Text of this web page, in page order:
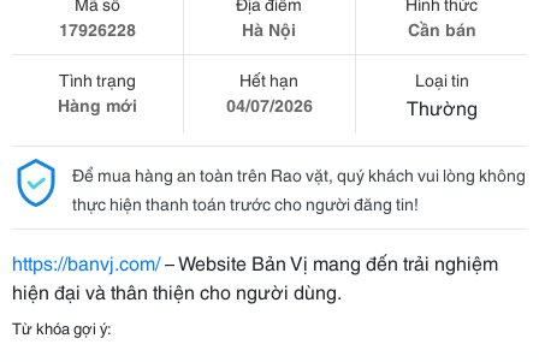
17926228
Hà Nội
Cần bán
Tình trạng
Hàng mới
Hết hạn
04/07/2026
Loại tin
Thường
Để mua hàng an toàn trên Rao vặt, quý khách vui lòng không
thực hiện thanh toán trước cho người đăng tin!
https://banvj.com/– Website Bản Vị mang đến trải nghiệm
hiện đại và thân thiện cho người dùng.
Từ khóa gợi ý: